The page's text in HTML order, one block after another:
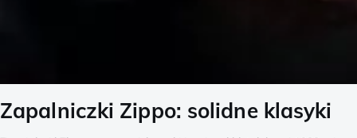
Zapalniczki Zippo: solidne klasyki